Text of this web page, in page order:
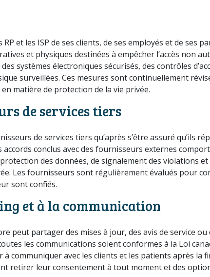
et les ISP de ses clients, de ses employés et de ses
et physiques destinées à empêcher l’accès non
systèmes électroniques sécurisés, des contrôles
surveillées. Ces mesures sont continuellement
matière de protection de la vie privée.
de services tiers
de services tiers qu’après s’être assuré qu’ils
conclus avec des fournisseurs externes
des données, de signalement des violations
Les fournisseurs sont régulièrement évalués pour
sont confiés.
et à la communication
peut partager des mises à jour, des avis de service
les communications soient conformes à la Loi
communiquer avec les clients et les patients après la
retirer leur consentement à tout moment et des